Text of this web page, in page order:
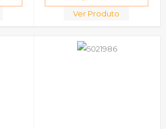
Ver Produto